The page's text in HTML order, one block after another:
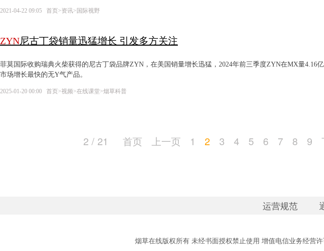
2021-04-22 09:05 首页>资讯> 国际视野
ZYN尼古丁袋销量迅猛增长 引发多方关注
菲莫国际收购瑞典火柴获得的尼古丁袋品牌ZYN，在美国销量增长迅猛，2024年前三季度ZYN在MX量4.16
市场增长最快的无Y气产品。
2025-01-20 00:00 首页>视频>在线课堂>烟草科普
2 / 21 首页 上一页 1 2 3 4 5 6 7 8 9
运营规范
烟草在线版权所有 未经书面授权禁止使用 增值电信业务经营